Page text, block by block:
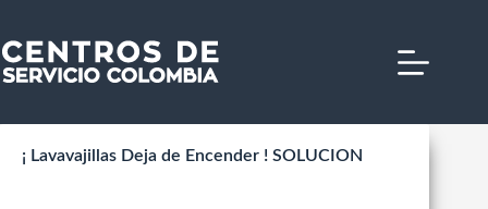
contenido
¡ Lavavajillas Deja de Encender ! SOLUCION